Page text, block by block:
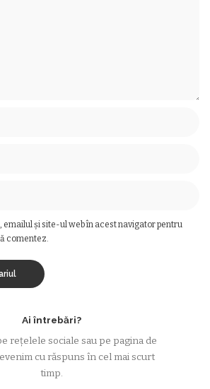
și site-ul web în acest navigator pentru
comentez.
Ai întrebări?
rețelele sociale sau pe pagina de
cu răspuns în cel mai scurt
timp.